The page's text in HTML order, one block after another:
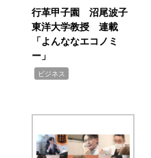
行革甲子園 沼尾波子
東洋大学教授 連載
「よんななエコノミ
ー」
ビジネス